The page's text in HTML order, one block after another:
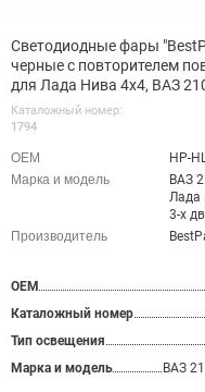
Светодиодные фары
черные с повторителем
для Лада Нива 4х4, ВАЗ
(pg1794)
Каталожный номер:
1794
HP-
ВАЗ
Лада
3-х
Нива
Лада
5-
OEM
Каталожный номер
Тип освещения
Марка и модель